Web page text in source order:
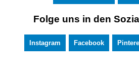
Folge uns in den
Instagram Facebook